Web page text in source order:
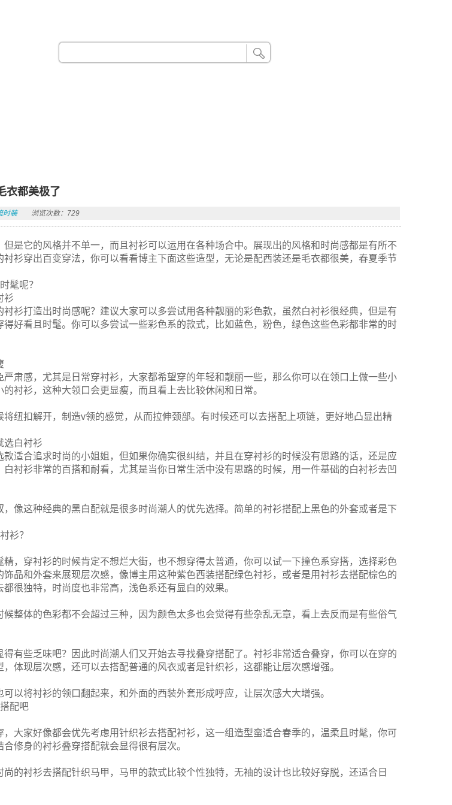
衣都美极了
时装 浏览次数：729
但是它的风格并不单一，而且衬衫可以运用在各种场合中。展现出的风格和时尚感都是有所不
衬衫穿出百变穿法，你可以看看博主下面这些造型，无论是配西装还是毛衣都很美，春夏季节
髦呢？
衫
衬衫打造出时尚感呢？建议大家可以多尝试用各种靓丽的彩色款，虽然白衬衫很经典，但是有
得好看且时髦。你可以多尝试一些彩色系的款式，比如蓝色，粉色，绿色这些色彩都非常的时
严肃感，尤其是日常穿衬衫，大家都希望穿的年轻和靓丽一些，那么你可以在领口上做一些小
衬衫，这种大领口会更显瘦，而且看上去比较休闲和日常。
将纽扣解开，制造v领的感觉，从而拉伸颈部。有时候还可以去搭配上项链，更好地凸显出精
选白衬衫
款适合追求时尚的小姐姐，但如果你确实很纠结，并且在穿衬衫的时候没有思路的话，还是应
白衬衫非常的百搭和耐看，尤其是当你日常生活中没有思路的时候，用一件基础的白衬衫去凹
，像这种经典的黑白配就是很多时尚潮人的优先选择。简单的衬衫搭配上黑色的外套或者是下
衫？
精，穿衬衫的时候肯定不想烂大街，也不想穿得太普通，你可以试一下撞色系穿搭，选择彩色
饰品和外套来展现层次感，像博主用这种紫色西装搭配绿色衬衫，或者是用衬衫去搭配棕色的
很独特，时尚度也非常高，浅色系还有显白的效果。
候整体的色彩都不会超过三种，因为颜色太多也会觉得有些杂乱无章，看上去反而是有些俗气
得有些乏味吧？因此时尚潮人们又开始去寻找叠穿搭配了。衬衫非常适合叠穿，你可以在穿的
体现层次感，还可以去搭配普通的风衣或者是针织衫，这都能让层次感增强。
以将衬衫的领口翻起来，和外面的西装外套形成呼应，让层次感大大增强。
配吧
，大家好像都会优先考虑用针织衫去搭配衬衫，这一组造型蛮适合春季的，温柔且时髦，你可
修身的衬衫叠穿搭配就会显得很有层次。
尚的衬衫去搭配针织马甲，马甲的款式比较个性独特，无袖的设计也比较好穿脱，还适合日